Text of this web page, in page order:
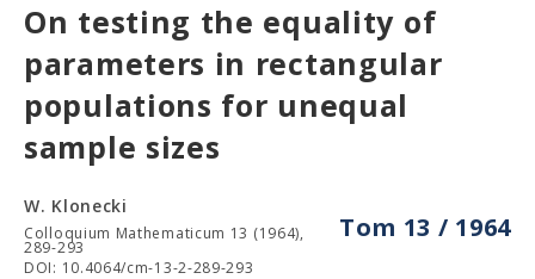
On testing the equality of
parameters in rectangular
populations for unequal
sample sizes
Tom 13 / 1964
W. Klonecki
Colloquium Mathematicum 13 (1964),
289-293
DOI: 10.4064/cm-13-2-289-293